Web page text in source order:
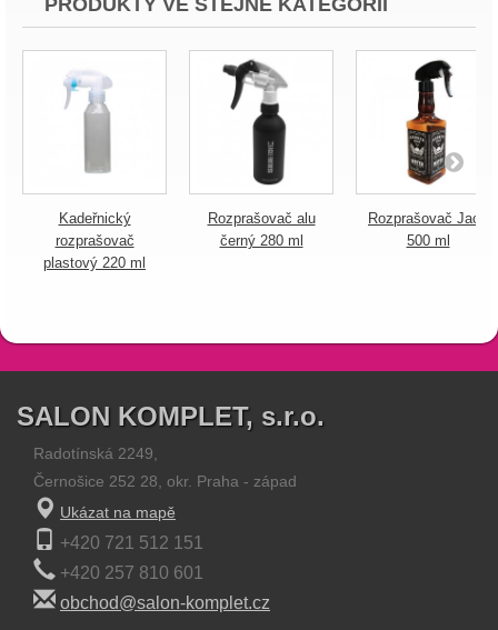
PRODUKTY VE STEJNÉ KATEGORII
Kadeřnický
rozprašovač
plastový 220 ml
Rozprašovač alu
černý 280 ml
Rozprašovač Jack
500 ml
SALON KOMPLET, s.r.o.
Radotínská 2249,
Černošice 252 28, okr. Praha - západ
Ukázat na mapě
+420 721 512 151
+420 257 810 601
obchod@salon-komplet.cz